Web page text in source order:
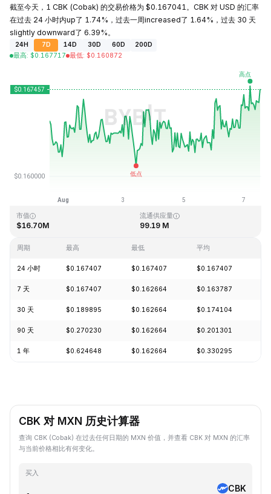
截至今天，1 CBK (Cobak) 的交易价格为 $0.167041。CBK 对 USD 的汇率
在过去 24 小时内up了 1.74%，过去一周increased了 1.64%，过去 30 天
slightly downward了 6.39%。
24H 7D 14D 30D 60D
200D
最高: $0.167717 最低: $0.160872
最近更新时间：2026-08-07 12:35 (GMT+0)
市值
$16.70M
流通供应量
99.19 M
周期 最高 最低 平均
24 小时 $0.167407 $0.167407 $0.167407
7 天 $0.167407 $0.162664 $0.163787
30 天 $0.189895 $0.162664 $0.174104
90 天 $0.270230 $0.162664 $0.201301
1 年 $0.624648 $0.162664 $0.330295
CBK 对 MXN 历史计算器
查询 CBK (Cobak) 在过去任何日期的 MXN 价值，并查看 CBK 对 MXN 的汇率
与当前价格相比有何变化。
买入
CBK